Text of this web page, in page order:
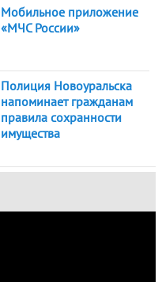
Мобильное приложение
«МЧС России»
Полиция Новоуральска
напоминает гражданам
правила сохранности
имущества